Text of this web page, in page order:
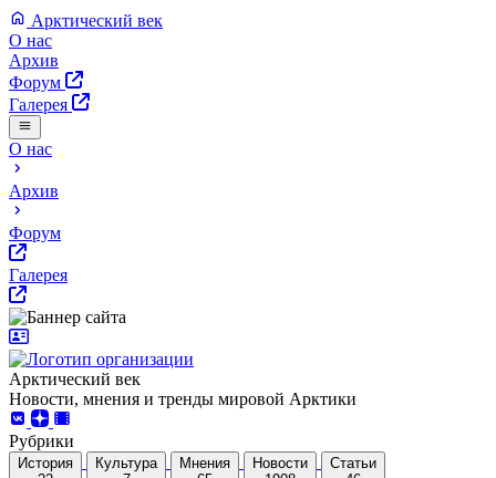
Арктический век
О нас
Архив
Форум
Галерея
О нас
Архив
Форум
Галерея
Арктический век
Новости, мнения и тренды мировой Арктики
Рубрики
История
Культура
Мнения
Новости
Статьи